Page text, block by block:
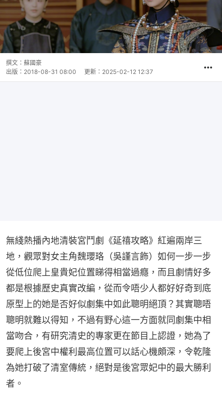
撰文： 蘇國豪
出版： 2018-08-31 08:00 更新： 2025-02-12 12:37
無綫熱播內地清裝宮鬥劇《延禧攻略》紅遍兩岸三
地，觀眾對女主角魏瓔珞（吳謹言飾）如何一步一步
從低位爬上皇貴妃位置睇得相當過癮，而且劇情好多
都是根據歷史真實改編，從而令唔少人都好好奇到底
原型上的她是否好似劇集中如此聰明絕頂？其實聰唔
聰明就難以得知，不過有野心這一方面就同劇集中相
當吻合，有研究清史的專家更在節目上認證，她為了
要爬上後宮中權利最高位置可以話心機頗深，令乾隆
為她打破了清室傳統，絕對是後宮眾妃中的最大勝利
者。